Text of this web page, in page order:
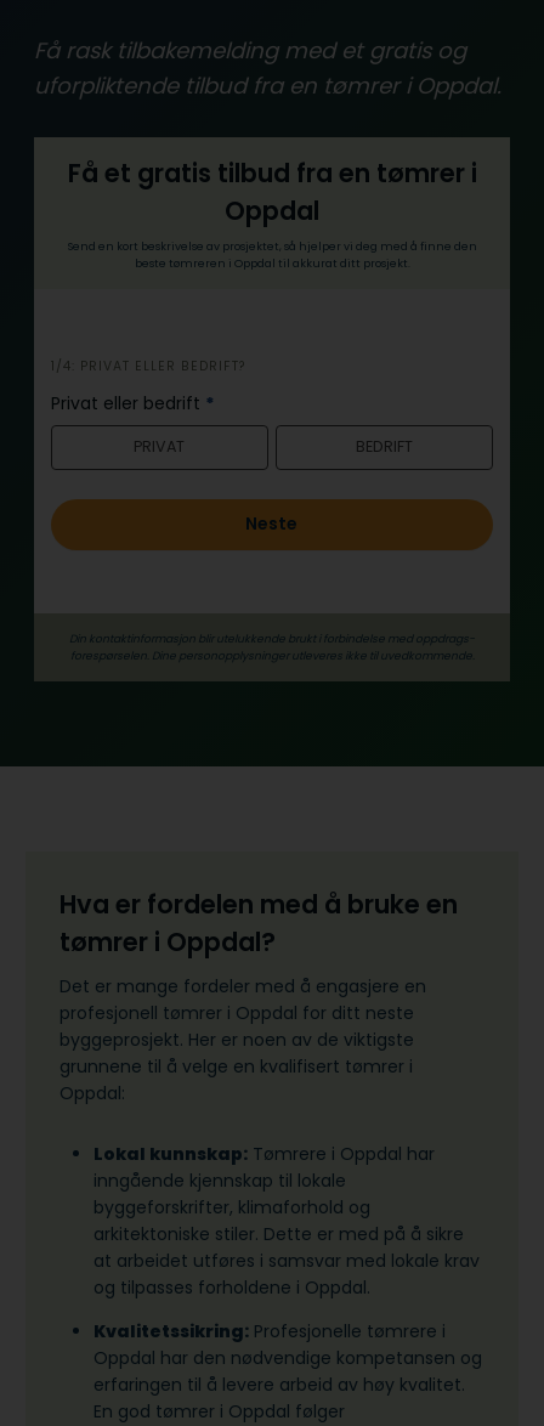
Få rask tilbakemelding med et gratis og
uforpliktende tilbud fra en tømrer i Oppdal.
Få et gratis tilbud fra en tømrer i
Oppdal
Send en kort beskrivelse av prosjektet, så hjelper vi deg med å finne den
beste tømreren i Oppdal til akkurat ditt prosjekt.
i
n
n
o
d
1/4: PRIVAT ELLER BEDRIFT?
Privat eller bedrift *
PRIVAT BEDRIFT
Neste
Din kontaktinformasjon blir utelukkende brukt i forbindelse med oppdrags­
forespørselen. Dine person­­opplysninger utleveres ikke til uvedkommende.
Hva er fordelen med å bruke en
tømrer i Oppdal?
Det er mange fordeler med å engasjere en
profesjonell tømrer i Oppdal for ditt neste
byggeprosjekt. Her er noen av de viktigste
grunnene til å velge en kvalifisert tømrer i
Oppdal:
Lokal kunnskap: Tømrere i Oppdal har
inngående kjennskap til lokale
byggeforskrifter, klimaforhold og
arkitektoniske stiler. Dette er med på å sikre
at arbeidet utføres i samsvar med lokale krav
og tilpasses forholdene i Oppdal.
Kvalitetssikring: Profesjonelle tømrere i
Oppdal har den nødvendige kompetansen og
erfaringen til å levere arbeid av høy kvalitet.
En god tømrer i Oppdal følger